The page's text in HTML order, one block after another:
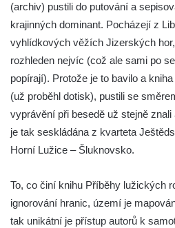
(archiv) pustili do putování a
krajinných dominant. Pocházejí z
vyhlídkových věžích Jizerských
rozhleden nejvíc (což ale sami po
popírají). Protože je to bavilo a
(už proběhl dotisk), pustili se
vyprávění při besedě už stejně
je tak seskládána z kvarteta
Horní Lužice – Šluknovsko.
To, co činí knihu Příběhy lužických
ignorování hranic, území je
tak unikátní je přístup autorů k